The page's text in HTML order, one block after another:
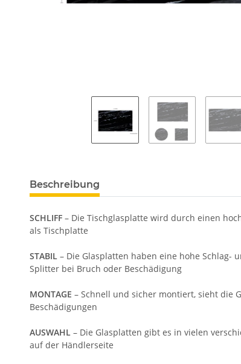
Beschreibung
SCHLIFF – Die Tischglasplatte wird durch einen
als Tischplatte
STABIL – Die Glasplatten haben eine hohe Schlag-
Splitter bei Bruch oder Beschädigung
MONTAGE – Schnell und sicher montiert, sieht die
Beschädigungen
AUSWAHL – Die Glasplatten gibt es in vielen
auf der Händlerseite